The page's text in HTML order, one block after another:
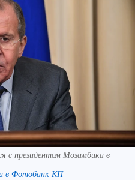
с президентом Мозамбика в
в Фотобанк КП